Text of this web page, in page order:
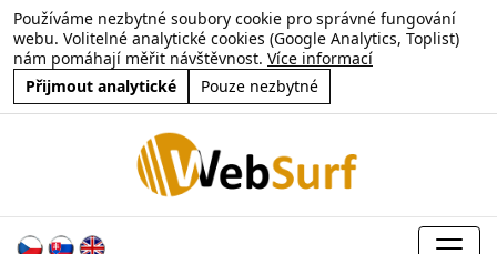
Používáme nezbytné soubory cookie pro správné fungování
webu. Volitelné analytické cookies (Google Analytics, Toplist)
nám pomáhají měřit návštěvnost. Více informací
Přijmout analytické
Pouze nezbytné